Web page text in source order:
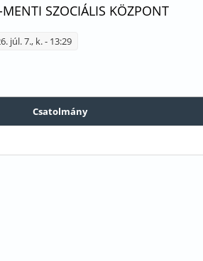
SZOCIÁLIS KÖZPONT
júl. 7., k. - 13:29
Csatolmány